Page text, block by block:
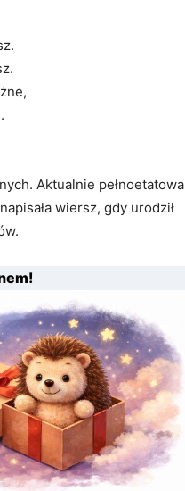
Aktualnie pełnoetatowa
wiersz, gdy urodził